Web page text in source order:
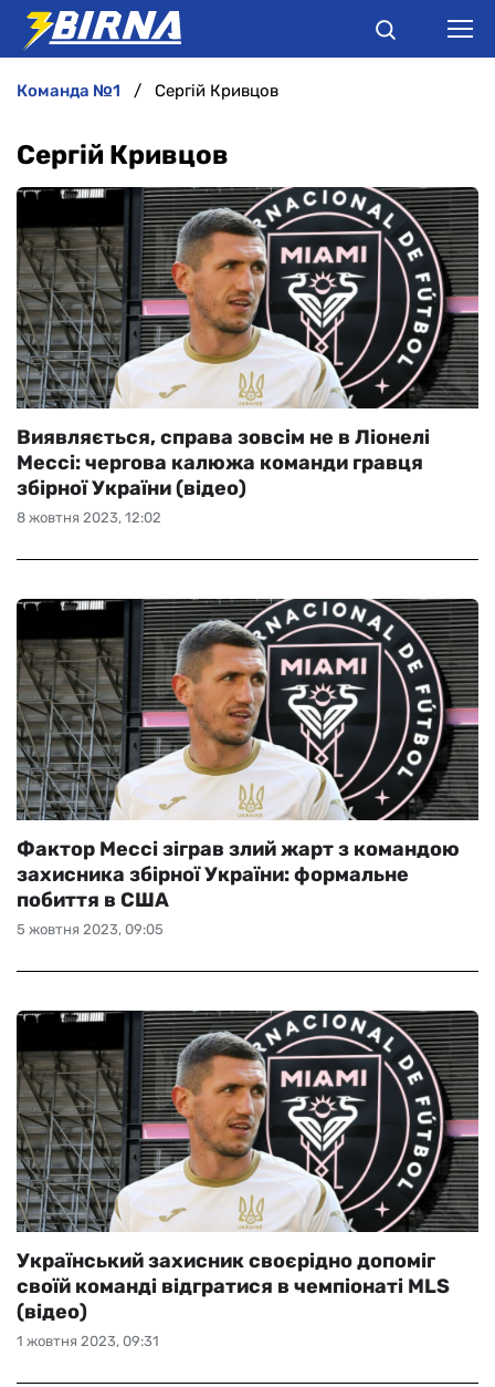
АНАЛІТИКА
ІНТЕРВ'Ю
РІЗНЕ
БУКМЕКЕРИ
команда №1 Сергій Кривцов
Сергій Кривцов
8 жовтня 2023, 12:02
Виявляється, справа зовсім не в Ліонелі
Мессі: чергова калюжа команди гравця
збірної України (відео)
5 жовтня 2023, 09:05
Фактор Мессі зіграв злий жарт з командою
захисника збірної України: формальне
побиття в США
1 жовтня 2023, 09:31
Український захисник своєрідно допоміг
своїй команді відгратися в чемпіонаті MLS
(відео)